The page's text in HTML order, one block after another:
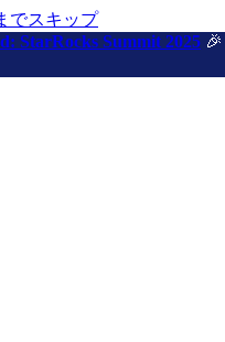
でスキップ
StarRocks Summit 2025 🎉️